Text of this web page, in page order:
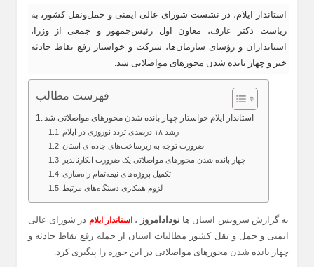
استاندار ایلام، در نشست شورای عالی ایمنی و حمل‌ونقل کشور، به
ریاست دکتر عارف، معاون اول رئیس‌جمهور و جمعی از وزرا،
استانداران و رؤسای سازمان‌ها، شرکت و خواستار رفع نقاط حادثه
خیز و چهار بانده شدن محورهای مواصلاتی شد.
فهرست مطالب
استاندار ایلام خواستار چهار بانده شدن محورهای مواصلاتی شد
رشد ۱۸ درصدی تردد نوروزی در ایلام
ضرورت توجه به زیرساخت‌های جاده‌ای استان
چهار بانده شدن محورهای مواصلاتی یک ضرورت انکارناپذیر
تکمیل پروژه‌های نیمه‌تمام راه‌سازی
لزوم همکاری دستگاه‌های مرتبط
به گزارش سرویس استان ها نودادامروز ، استاندار ایلام در شورای عالی
ایمنی و حمل و نقل کشور مطالبات استان از جمله رفع نقاط حادثه و
چهار بانده شدن محورهای مواصلاتی در این حوزه را پیگیری کرد.